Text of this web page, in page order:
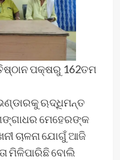
ପକ୍ଷରୁ 162ତମ
ଋଦ୍ଧିମନ୍ତ
ମେହେରଙ୍କ
ଚାଳନା ଯୋଗୁଁ ଆଜି
ମିଳିପାରିଛି ବୋଲି